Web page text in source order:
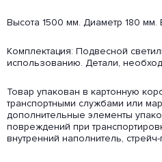
Высота 1500 мм. Диаметр 180 мм.
Комплектация: Подвесной
использованию. Детали,
Товар упакован в картонную
транспортными службами или
дополнительные элементы
повреждений при
внутренний наполнитель,